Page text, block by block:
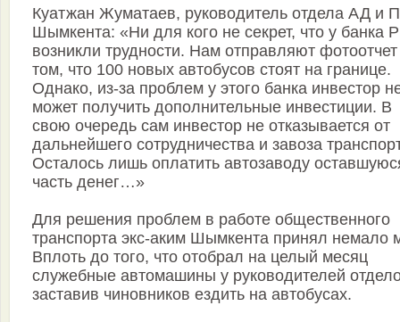
Куатжан Жуматаев, руководитель отдела АД и
Шымкента: «Ни для кого не секрет, что у банка
возникли трудности. Нам отправляют
том, что 100 новых автобусов стоят на границе.
Однако, из-за проблем у этого банка инвестор
может получить дополнительные инвестиции. В
свою очередь сам инвестор не отказывается от
дальнейшего сотрудничества и завоза
Осталось лишь оплатить автозаводу
часть денег…»
Для решения проблем в работе общественного
транспорта экс-аким Шымкента принял немало
Вплоть до того, что отобрал на целый месяц
служебные автомашины у руководителей
заставив чиновников ездить на автобусах.